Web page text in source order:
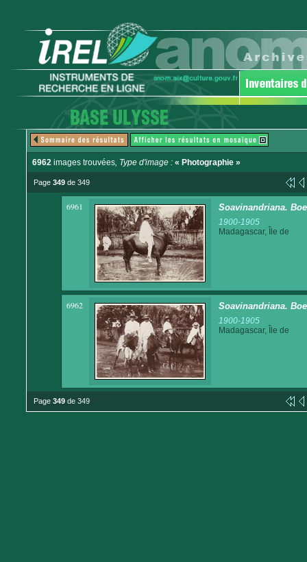
6962 images trouvées, Type d'image : « Photographie »
Page 349 de 349
6961 Soavinandriana.
1900-1905
Madagascar, Île de
6962 Soavinandriana.
1900-1905
Madagascar, Île de
Page 349 de 349